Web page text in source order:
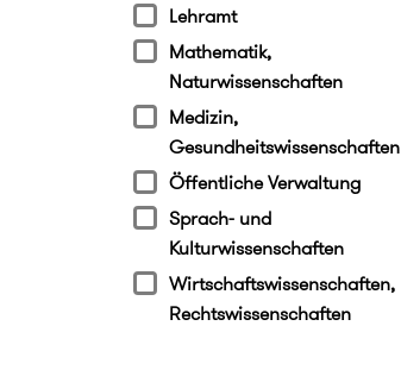
Lehramt
Mathematik,
Naturwissenschaften
Medizin,
Gesundheitswissenschaften
Öffentliche Verwaltung
Sprach- und
Kulturwissenschaften
Wirtschaftswissenschaften,
Rechtswissenschaften